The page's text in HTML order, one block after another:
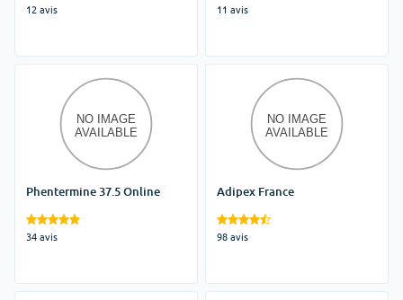
12 avis 11 avis
Phentermine 37.5 Online
34 avis
Adipex France
98 avis